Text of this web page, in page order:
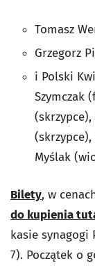
Tomasz
Grzegorz
i Polski
Szymczak
Myślak
Bilety, w
do kupienia
kasie synagogi
7). Początek o